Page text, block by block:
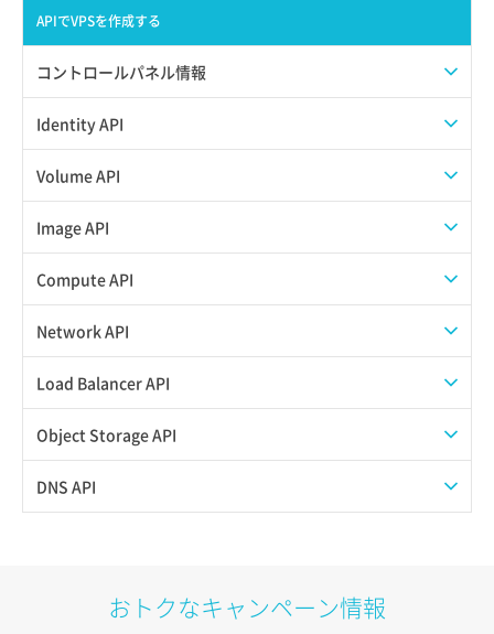
APIでVPSを作成する
コントロールパネル情報
APIユーザーを作成する
API情報を確認する
Identity API
Credential一覧取得
Credential作成
Credential削除
サブユーザーにロールを紐づけ
サブユーザー一覧取得
サブユーザー作成
サブユーザー更新
Volume API
スナップショット一覧取得
スナップショット作成
スナップショット削除
スナップショット詳細取得（アイテム指定）
バックアップリストア
バックアップ詳細一覧取得
Image API
ISOイメージアップロード
ISOイメージ作成
イメージ一覧取得
イメージ保存容量変更
イメージ詳細取得
Compute API
ISOイメージ挿入/排出
SSHキーペア一覧取得
SSHキーペア作成
アタッチ済みポート詳細取得
Network API
QoSポリシー一覧取得
QoSポリシー詳細取得
サブネット一覧取得
サブネット詳細取得
Load Balancer API
プール一覧取得
プール作成
Object Storage API
Web公開
DNS API
おトクなキャンペーン情報